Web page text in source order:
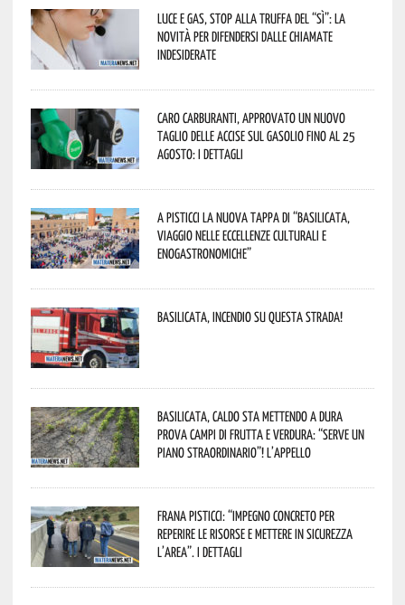
Luce e gas, stop alla truffa del “Sì”: la
novità per difendersi dalle chiamate
indesiderate
Caro carburanti, approvato un nuovo
taglio delle accise sul gasolio fino al 25
agosto: i dettagli
A Pisticci la nuova tappa di “Basilicata,
viaggio nelle eccellenze culturali e
enogastronomiche”
Basilicata, incendio su questa strada!
Basilicata, caldo sta mettendo a dura
prova campi di frutta e verdura: “Serve un
piano straordinario”! L’appello
Frana Pisticci: “Impegno concreto per
reperire le risorse e mettere in sicurezza
l’area”. I dettagli